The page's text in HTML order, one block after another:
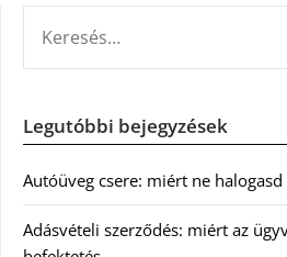
Legutóbbi bejegyzések
Autóüveg csere: miért ne halogasd
Adásvételi szerződés: miért az